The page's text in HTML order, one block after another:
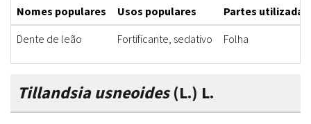
Nomes populares Usos populares
Partes utilizadas
Dente de leão
Fortificante, sedativo Folha
Tillandsia usneoides(L.) L.